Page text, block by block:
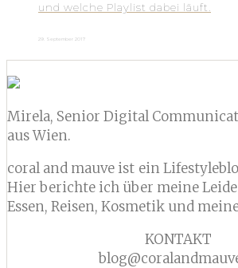
und welche Playlist dabei läuft.
29. September 2017
Mirela, Senior Digital
aus Wien.
coral and mauve ist ein
Hier berichte ich über meine
Essen, Reisen, Kosmetik und
KONTAKT